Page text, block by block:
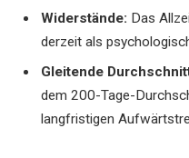
Widerstände: Das
derzeit als
Gleitende
dem 200-Tage-
langfristigen